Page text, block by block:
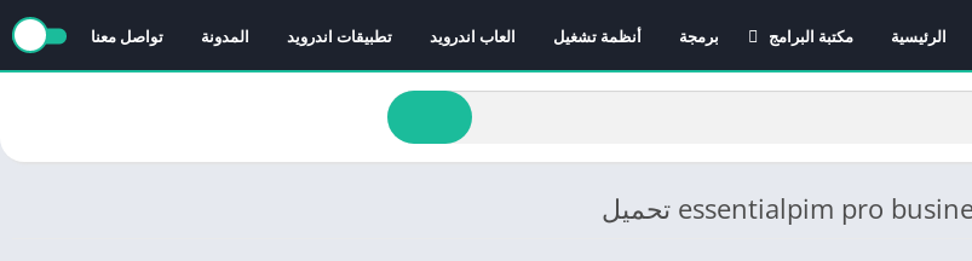
الرئيسية
مكتبة البرامج
برامج الانترنت
برامج تصفح الإنترنت
برمجة أنظمة تشغيل العاب اندرويد تطبيقات اندرويد المدونة تواصل معنا